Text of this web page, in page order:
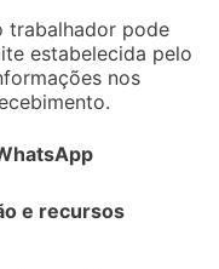
trabalhador pode
estabelecida pelo
nos
e recursos